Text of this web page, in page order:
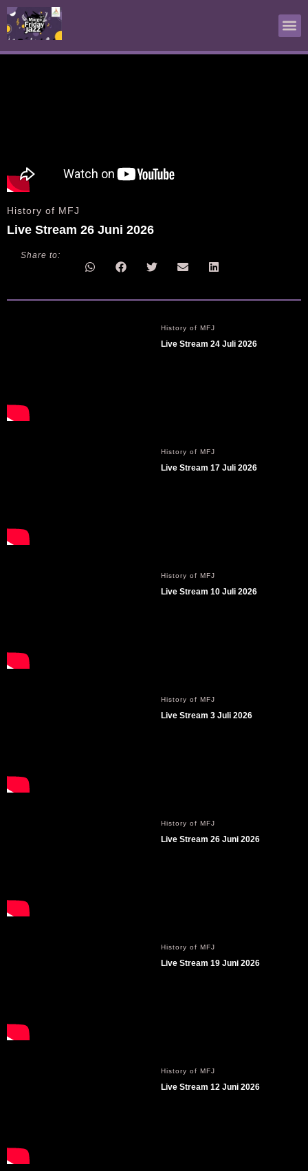
History of MFJ
Live Stream 26 Juni 2026
Share to:
History of MFJ
Live Stream 24 Juli 2026
History of MFJ
Live Stream 17 Juli 2026
History of MFJ
Live Stream 10 Juli 2026
History of MFJ
Live Stream 3 Juli 2026
History of MFJ
Live Stream 26 Juni 2026
History of MFJ
Live Stream 19 Juni 2026
History of MFJ
Live Stream 12 Juni 2026